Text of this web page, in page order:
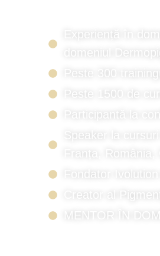
Experiență în
domeniul
Peste 300
Peste 1500 de
Participantă la
Speaker la
Franța,
Fondator Ivolution
Creator al
MENTOR ÎN